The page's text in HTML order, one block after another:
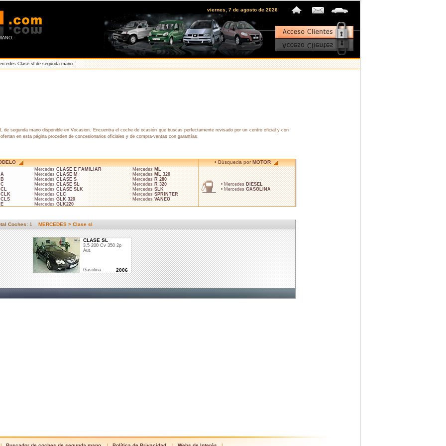
viernes, 7 de agosto de 2026
Clase sl de segunda mano
segunda mano disponible en Vocasion. Encuentra el coche de ocasión que buscas perfectamente revisado por un centro oficial y con
en esta página proceden de concesionarios oficiales y de compra-ventas con garantías.
CLK
· Mercedes CLASE E FAMILIAR
· Mercedes CLASE M
· Mercedes CLASE S
· Mercedes CLASE SL
· Mercedes CLASE SLK
· Mercedes CLC
· Mercedes GLK 320
· Mercedes GLK220
· MercedesML
· MercedesML 320
· MercedesR 280
· MercedesR 320
· MercedesSLK
· MercedesSPRINTER
· MercedesVANEO
• Búsqueda porMOTOR
• MercedesDIESEL
• MercedesGASOLINA
Coches: 1 MERCEDES > Clase sl
CLASE SL
3.5 200 Cv 350 2p
Aut.
Gasolina 2006